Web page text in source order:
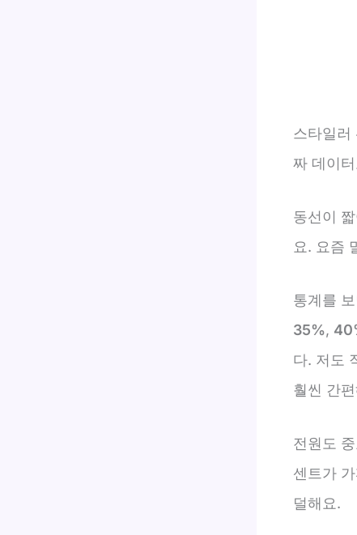
스타일러
짜 데이
동선이
요. 요즘
통계를
35%,
다. 저도
훨씬 간
전원도
센트가
덜해요.